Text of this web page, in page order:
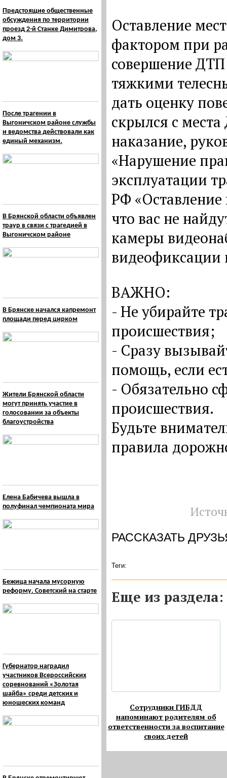
Предстоящие общественные
обсуждения по территории
проезд 2-й Станке Димитрова,
дом 3.
После трагении в
Выгоничском районе службы
и ведомства действовали как
единый механизм.
В Брянской области объявлен
траур в связи с трагедией в
Выгоничском районе
В Брянске начался капремонт
площади перед цирком
Жители Брянской области
могут принять участие в
голосовании за объекты
благоустройства
Елена Бабичева вышла в
полуфинал чемпионата мира
Бежица начала мусорную
реформу. Советский на старте
Губернатор наградил
участников Всероссийских
соревнований «Золотая
шайба» среди детских и
юношеских команд
Оставление
фактором при
совершение
тяжкими
дать оценку
скрылся с
наказание,
«Нарушение
эксплуатации
РФ «Оставление
что вас не
камеры
ВАЖНО:
- Не убирайте
происшествия;
- Сразу
помощь, если
- Обязательно
происшествия.
Будьте
правила
РАССКАЗАТЬ
Теги:
Eще из раздела:
Сотрудники ГИБДД
напоминают родителям об
ответственности за воспитание
своих детей